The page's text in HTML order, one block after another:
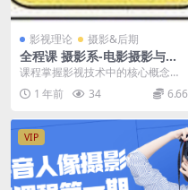
影视理论 摄影&后期
全程课 摄影系-电影摄影与制
作 已更新15期onew北电考研
课程掌握影视技术中的核心概念，
包括画幅格式、分辨率、帧率等基
础术语。理解不同影视...
1 年前 34 6.66
VIP